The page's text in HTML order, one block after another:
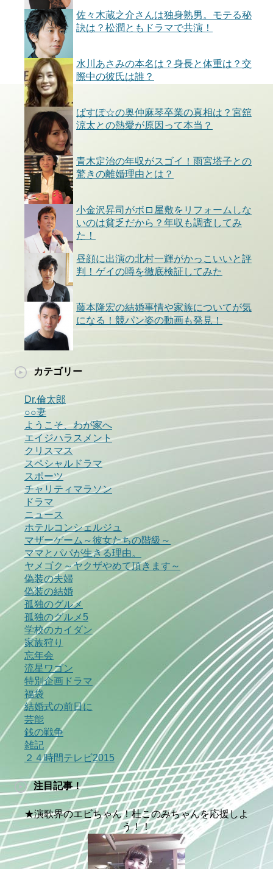
佐々木蔵之介さんは独身熟男。モテる秘
訣は？松潤ともドラマで共演！
水川あさみの本名は？身長と体重は？交
際中の彼氏は誰？
ぱすぽ☆の奥仲麻琴卒業の真相は？宮舘
涼太との熱愛が原因って本当？
青木定治の年収がスゴイ！雨宮塔子との
驚きの離婚理由とは？
小金沢昇司がボロ屋敷をリフォームしな
いのは貧乏だから？年収も調査してみ
た！
昼顔に出演の北村一輝がかっこいいと評
判！ゲイの噂を徹底検証してみた
藤本隆宏の結婚事情や家族についてが気
になる！競パン姿の動画も発見！
カテゴリー
Dr.倫太郎
○○妻
ようこそ、わが家へ
エイジハラスメント
クリスマス
スペシャルドラマ
スポーツ
チャリティマラソン
ドラマ
ニュース
ホテルコンシェルジュ
マザーゲーム～彼女たちの階級～
ママとパパが生きる理由。
ヤメゴク～ヤクザやめて頂きます～
偽装の夫婦
偽装の結婚
孤独のグルメ
孤独のグルメ5
学校のカイダン
家族狩り
忘年会
流星ワゴン
特別企画ドラマ
福袋
結婚式の前日に
芸能
銭の戦争
雑記
２４時間テレビ2015
注目記事！
★演歌界のエビちゃん！杜このみちゃんを応援しよ
う！！